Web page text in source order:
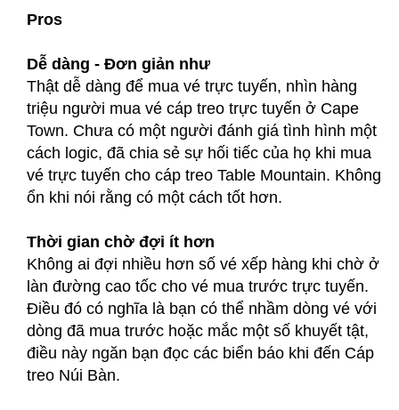
Pros
Dễ dàng - Đơn giản như
Thật dễ dàng để mua vé trực tuyến, nhìn hàng
triệu người mua vé cáp treo trực tuyến ở Cape
Town. Chưa có một người đánh giá tình hình một
cách logic, đã chia sẻ sự hối tiếc của họ khi mua
vé trực tuyến cho cáp treo Table Mountain. Không
ổn khi nói rằng có một cách tốt hơn.
Thời gian chờ đợi ít hơn
Không ai đợi nhiều hơn số vé xếp hàng khi chờ ở
làn đường cao tốc cho vé mua trước trực tuyến.
Điều đó có nghĩa là bạn có thể nhầm dòng vé với
dòng đã mua trước hoặc mắc một số khuyết tật,
điều này ngăn bạn đọc các biển báo khi đến Cáp
treo Núi Bàn.